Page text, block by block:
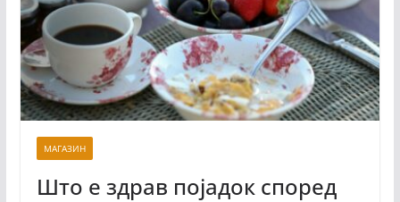
МАГАЗИН
Што е здрав појадок според